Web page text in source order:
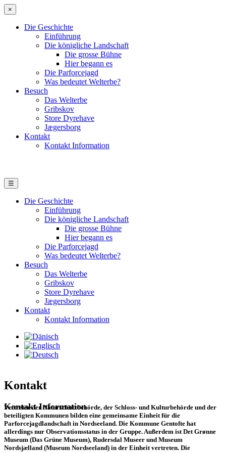
×
Die Geschichte
Einführung
Die königliche Landschaft
Die grosse Bühne
Hier begann es
Die Parforcejagd
Was bedeutet Welterbe?
Besuch
Das Welterbe
Gribskov
Store Dyrehave
Jægersborg
Kontakt
Kontakt Information
☰
Die Geschichte
Einführung
Die königliche Landschaft
Die grosse Bühne
Hier begann es
Die Parforcejagd
Was bedeutet Welterbe?
Besuch
Das Welterbe
Gribskov
Store Dyrehave
Jægersborg
Kontakt
Kontakt Information
KontaktInformation
Kontakt
Vertreter der Naturschutzbehörde, der Schloss- und Kulturbehörde und der
beteiligten Kommunen bilden eine gemeinsame Einheit für die
Parforcejagdlandschaft in Nordseeland. Die Kommune Gentofte hat
allerdings nur Observationsstatus in der Gruppe. Außerdem ist Det Grønne
Museum (Das Grüne Museum), Rudersdal Museer und Museum
Nordsjælland (Museum Nordseeland) in der Einheit vertreten. Die